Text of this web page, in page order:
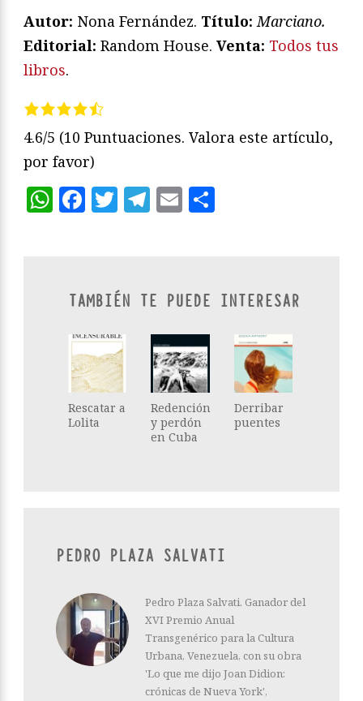
Autor: Nona Fernández. Título: Marciano.
Editorial: Random House. Venta: Todos tus
libros.
4.6/5 (10 Puntuaciones. Valora este artículo,
por favor)
WhatsApp
Facebook
Twitter
Telegram
Email
TAMBIÉN TE PUEDE INTERESAR
Rescatar a
Lolita
Redención
y perdón
en Cuba
Derribar
puentes
PEDRO PLAZA SALVATI
Pedro Plaza Salvati. Ganador del
XVI Premio Anual
Transgenérico para la Cultura
Urbana, Venezuela, con su obra
'Lo que me dijo Joan Didion:
crónicas de Nueva York',